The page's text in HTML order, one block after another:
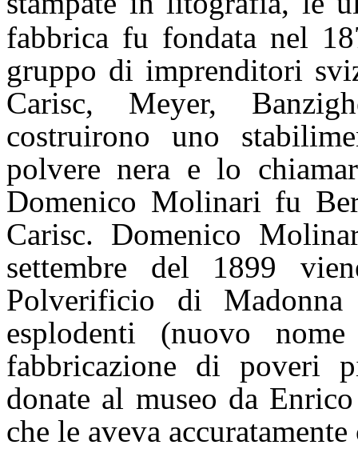
fabbrica fu fondata nel
gruppo di imprenditori
Carisc, Meyer,
costruirono uno
polvere nera e lo
Domenico Molinari fu
Carisc. Domenico
settembre del 1899
Polverificio di
esplodenti (nuovo
fabbricazione di poveri
donate al museo da
che le aveva